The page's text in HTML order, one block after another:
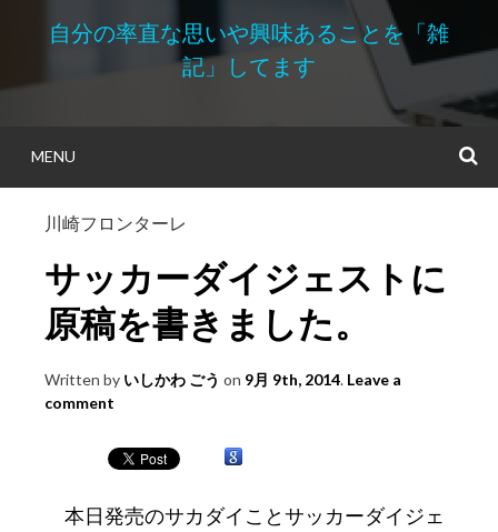
自分の率直な思いや興味あることを「雑
記」してます
MENU
川崎フロンターレ
サッカーダイジェストに
原稿を書きました。
Written by いしかわ ごう on 9月 9th, 2014. Leave a
comment
本日発売のサカダイことサッカーダイジェ